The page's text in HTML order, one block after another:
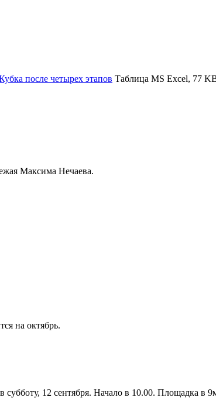
после четырех этапов Таблица MS Excel, 77
Максима Нечаева.
на октябрь.
12 сентября. Начало в 10.00. Площадка в